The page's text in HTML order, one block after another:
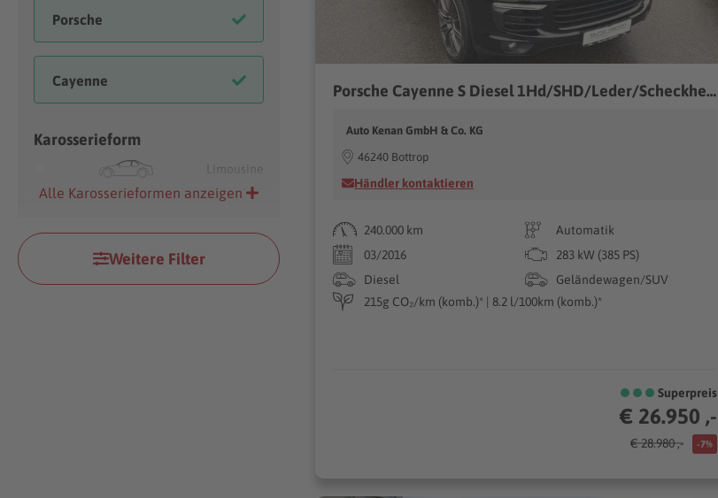
Karosserieform
Limousine
Alle Karosserieformen anzeigen
Weitere Filter
Porsche Cayenne S Diesel 1Hd/SHD/Leder/ScheckheftPorsche
Auto Kenan GmbH & Co. KG
46240 Bottrop
Händler kontaktieren
240.000 km
Automatik
03/2016
283 kW (385 PS)
Diesel
Geländewagen/SUV
215g CO₂/km (komb.)* | 8.2 l/100km (komb.)*
Superpreis
€ 26.950 ,-
€ 28.980 ,- -7%